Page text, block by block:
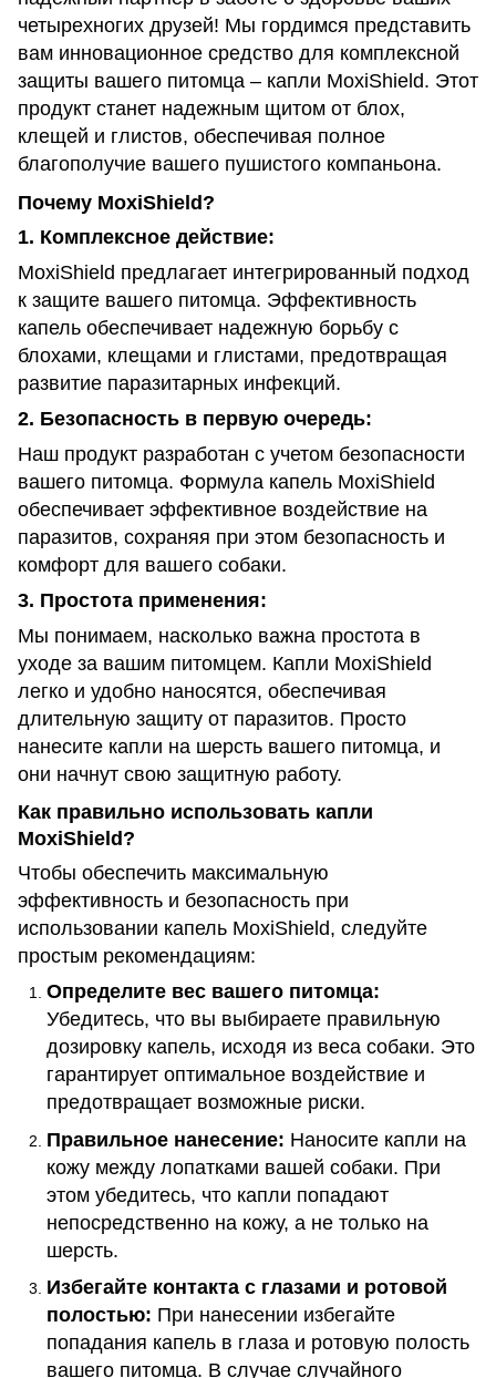
четырехногих друзей! Мы гордимся представить
вам инновационное средство для комплексной
защиты вашего питомца – капли MoxiShield. Этот
продукт станет надежным щитом от блох,
клещей и глистов, обеспечивая полное
благополучие вашего пушистого компаньона.
Почему MoxiShield?
1. Комплексное действие:
MoxiShield предлагает интегрированный подход
к защите вашего питомца. Эффективность
капель обеспечивает надежную борьбу с
блохами, клещами и глистами, предотвращая
развитие паразитарных инфекций.
2. Безопасность в первую очередь:
Наш продукт разработан с учетом безопасности
вашего питомца. Формула капель MoxiShield
обеспечивает эффективное воздействие на
паразитов, сохраняя при этом безопасность и
комфорт для вашего собаки.
3. Простота применения:
Мы понимаем, насколько важна простота в
уходе за вашим питомцем. Капли MoxiShield
легко и удобно наносятся, обеспечивая
длительную защиту от паразитов. Просто
нанесите капли на шерсть вашего питомца, и
они начнут свою защитную работу.
Как правильно использовать капли
MoxiShield?
Чтобы обеспечить максимальную
эффективность и безопасность при
использовании капель MoxiShield, следуйте
простым рекомендациям:
Определите вес вашего питомца:
Убедитесь, что вы выбираете правильную
дозировку капель, исходя из веса собаки. Это
гарантирует оптимальное воздействие и
предотвращает возможные риски.
Правильное нанесение: Наносите капли на
кожу между лопатками вашей собаки. При
этом убедитесь, что капли попадают
непосредственно на кожу, а не только на
шерсть.
Избегайте контакта с глазами и ротовой
полостью: При нанесении избегайте
попадания капель в глаза и ротовую полость
вашего питомца. В случае случайного